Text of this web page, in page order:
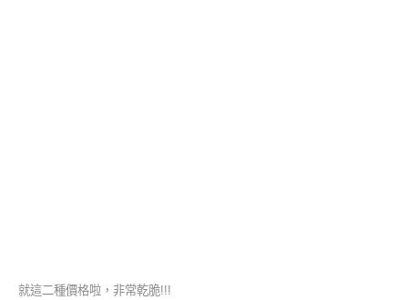
就這二種價格啦，非常乾脆!!!